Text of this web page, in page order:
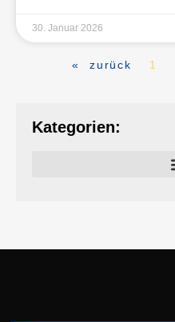
30. Januar 2026
« zurück 1
Kategorien: